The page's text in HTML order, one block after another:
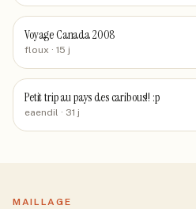
Voyage Canada 2008
floux · 15 j
Petit trip au pays des caribous!! :p
eaendil · 31 j
MAILLAGE